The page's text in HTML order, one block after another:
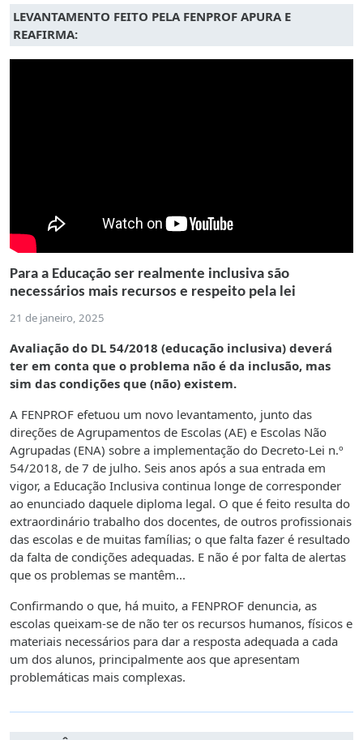
LEVANTAMENTO FEITO PELA FENPROF APURA E
REAFIRMA:
Para a Educação ser realmente inclusiva são
necessários mais recursos e respeito pela lei
21 de janeiro, 2025
Avaliação do DL 54/2018 (educação inclusiva) deverá
ter em conta que o problema não é da inclusão, mas
sim das condições que (não) existem.
A FENPROF efetuou um novo levantamento, junto das
direções de Agrupamentos de Escolas (AE) e Escolas Não
Agrupadas (ENA) sobre a implementação do Decreto-Lei n.º
54/2018, de 7 de julho. Seis anos após a sua entrada em
vigor, a Educação Inclusiva continua longe de corresponder
ao enunciado daquele diploma legal. O que é feito resulta do
extraordinário trabalho dos docentes, de outros profissionais
das escolas e de muitas famílias; o que falta fazer é resultado
da falta de condições adequadas. E não é por falta de alertas
que os problemas se mantêm...
Confirmando o que, há muito, a FENPROF denuncia, as
escolas queixam-se de não ter os recursos humanos, físicos e
materiais necessários para dar a resposta adequada a cada
um dos alunos, principalmente aos que apresentam
problemáticas mais complexas.